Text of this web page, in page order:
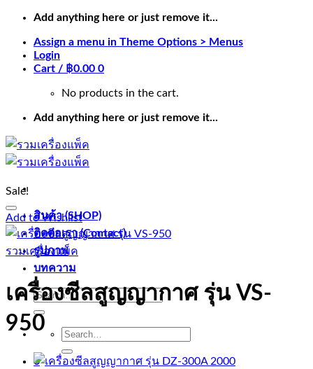
Skip
content
Add anything here or just remove it...
Assign a menu in Theme Options > Menus
Login
Cart / ฿0.00 0
No products in the cart.
Add anything here or just remove it...
สินค้า (SHOP)
ติดต่อเรา (Contact)
รูปภาพ
บทความ
Search
Search
0
Sale!
Add to Wishlist
รวมเครื่องแพ็ค
เครื่องซีลสูญญากาศ รุ่น VS-
950